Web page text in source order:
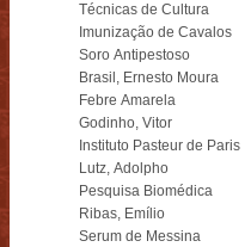
Técnicas de Cultura
Imunização de Cavalos
Soro Antipestoso
Brasil, Ernesto Moura
Febre Amarela
Godinho, Vitor
Instituto Pasteur de Paris
Lutz, Adolpho
Pesquisa Biomédica
Ribas, Emílio
Serum de Messina